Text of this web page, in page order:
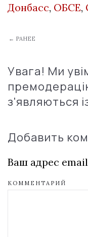
Донбасс, ОБСЕ,
← РАНЕЕ
Увага! Ми
з'являються
Добавить
Ваш адрес
КОММЕНТАРИЙ